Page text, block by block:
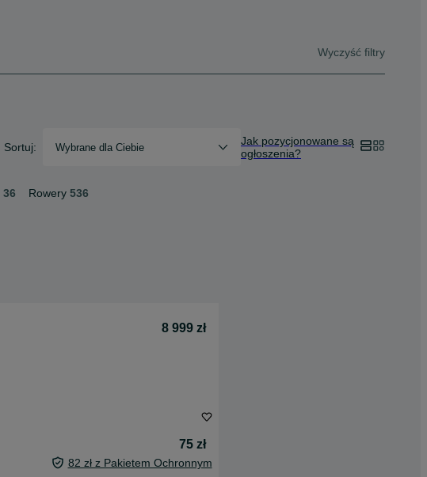
Wyczyść filtry
Sortuj: Wybrane dla Ciebie
Jak pozycjonowane są
ogłoszenia?
36 Rowery 536
8 999 zł
75 zł
82 zł z Pakietem Ochronnym